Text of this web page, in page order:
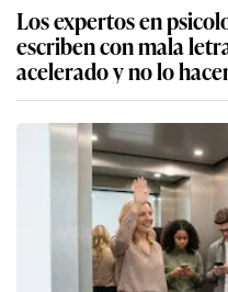
Los expertos en
escriben con mala
acelerado y no lo